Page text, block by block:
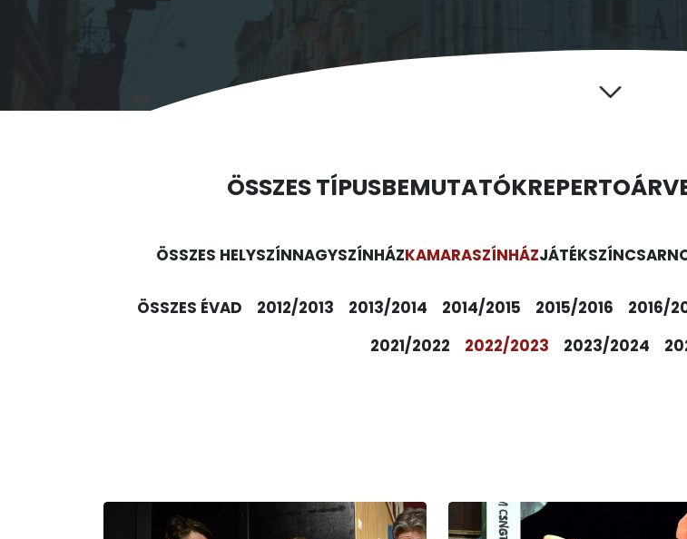
ÖSSZES TÍPUSBEMUTATÓKREPERTOÁR
ÖSSZES HELYSZÍNNAGYSZÍNHÁZKAMARASZÍNHÁZJÁTÉKSZÍN
ÖSSZES ÉVAD 2012/2013 2013/2014 2014/2015 2015/2016 2016/
2021/2022
2022/2023 2023/2024